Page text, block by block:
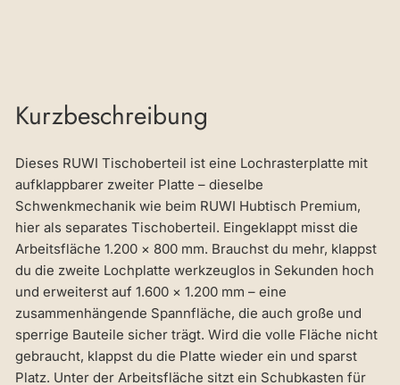
Kurzbeschreibung
Dieses RUWI Tischoberteil ist eine Lochrasterplatte mit
aufklappbarer zweiter Platte – dieselbe
Schwenkmechanik wie beim RUWI Hubtisch Premium,
hier als separates Tischoberteil. Eingeklappt misst die
Arbeitsfläche 1.200 × 800 mm. Brauchst du mehr, klappst
du die zweite Lochplatte werkzeuglos in Sekunden hoch
und erweiterst auf 1.600 × 1.200 mm – eine
zusammenhängende Spannfläche, die auch große und
sperrige Bauteile sicher trägt. Wird die volle Fläche nicht
gebraucht, klappst du die Platte wieder ein und sparst
Platz. Unter der Arbeitsfläche sitzt ein Schubkasten für